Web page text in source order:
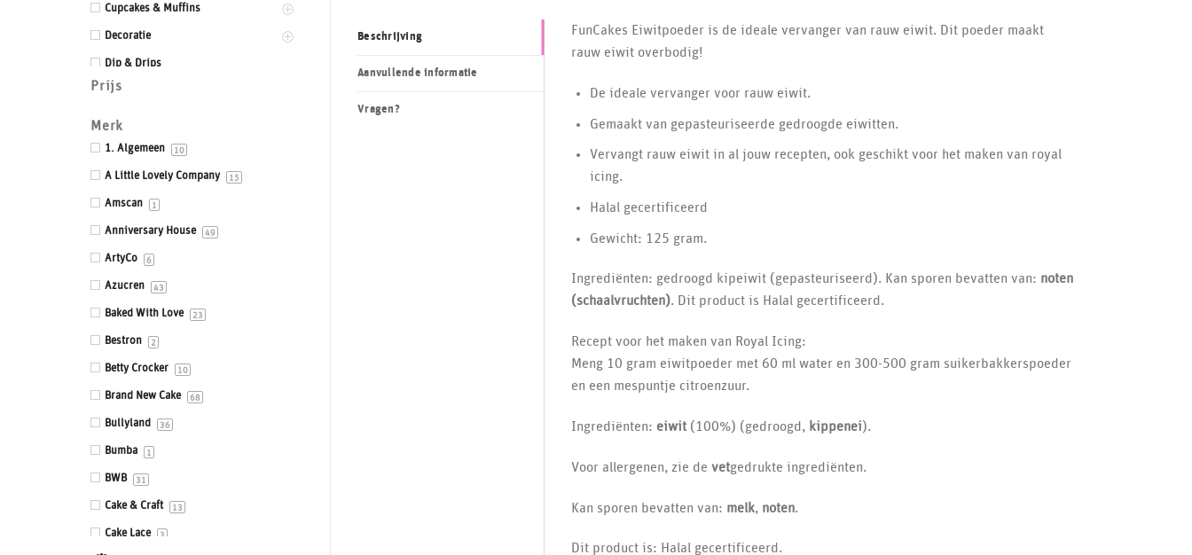
Cupcakes & Muffins
Decoratie
Dip & Drips
Dozen & Dummies
Drums & Boards
Eetbaar kant
Eetbare prints
Fondant, Icing & Marsepein
Gepersonaliseerde Taarttoppers
Gereedschappen & Materialen
Icing
Impressie en Embossing matten &
stempels
Ingrediënten
Isomalt
Kleurstoffen
Siliconen mallen
Smaakstoffen
Standaards
Stencils
Sugar Press
Prijs
Merk
1. Algemeen 10
A Little Lovely Company 15
Amscan 1
Anniversary House 49
ArtyCo 6
Azucren 43
Baked With Love 23
Bestron 2
Betty Crocker 10
Brand New Cake 68
Bullyland 36
Bumba 1
BWB 31
Cake & Craft 13
Cake Lace 3
Beschrijving
Aanvullende informatie
Vragen?
FunCakes Eiwitpoeder is de ideale vervanger van rauw eiwit. Dit poeder maakt
rauw eiwit overbodig!
De ideale vervanger voor rauw eiwit.
Gemaakt van gepasteuriseerde gedroogde eiwitten.
Vervangt rauw eiwit in al jouw recepten, ook geschikt voor het maken van royal
icing.
Halal gecertificeerd
Gewicht: 125 gram.
Ingrediënten: gedroogd kipeiwit (gepasteuriseerd). Kan sporen bevatten van: noten
(schaalvruchten). Dit product is Halal gecertificeerd.
Recept voor het maken van Royal Icing:
Meng 10 gram eiwitpoeder met 60 ml water en 300-500 gram suikerbakkerspoeder
en een mespuntje citroenzuur.
Ingrediënten: eiwit(100%) (gedroogd, kippenei).
Voor allergenen, zie de vetgedrukte ingrediënten.
Kan sporen bevatten van: melk, noten.
Dit product is: Halal gecertificeerd.